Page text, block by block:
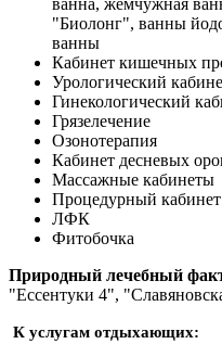
"Биолонг", ванны
ванны
Кабинет кишечных
Урологический
Гинекологический
Грязелечение
Озонотерапия
Кабинет десневых
Массажные кабинеты
Процедурный
ЛФК
Фитобочка
Природный лечебный
"Ессентуки 4",
К услугам отдыхающих: